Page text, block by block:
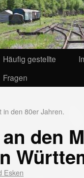
Häufig gestellte
Fragen
in den 80er Jahren.
den
Esken